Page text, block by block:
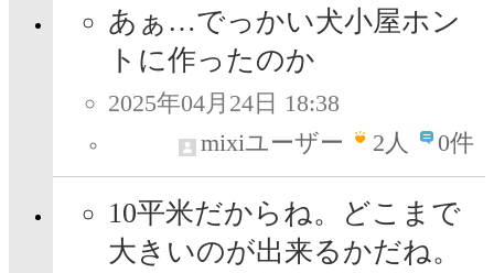
あぁ…でっかい犬小屋ホン
トに作ったのか
2025年04月24日 18:38
mixiユーザー
2人 0件
10平米だからね。どこまで
大きいのが出来るかだね。